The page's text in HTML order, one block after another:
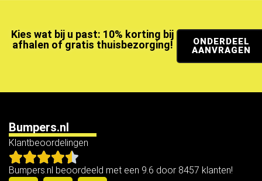
Kies wat bij u past: 10% korting bij
afhalen of gratis thuisbezorging!
ONDERDEEL
AANVRAGEN
Bumpers.nl
Klantbeoordelingen
Bumpers.nl beoordeeld met een 9.6 door 8457 klanten!